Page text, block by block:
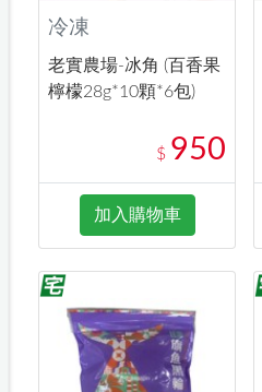
冷凍
老實農場-冰角 (百香果
檸檬28g*10顆*6包)
$ 950
加入購物車